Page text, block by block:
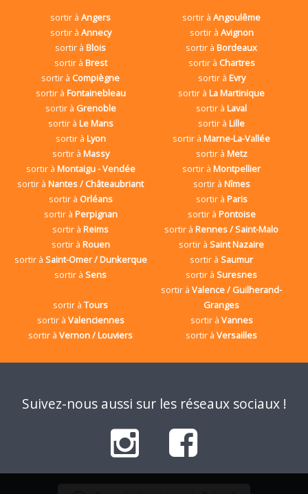
sortir àAngers sortir àAngoulême
sortir à Annecy sortir à Avignon
sortir àBlois sortir àBordeaux
sortir à Brest sortir à Chartres
sortir à Compiègne sortir à Evry
sortir à Fontainebleau sortir àLa Martinique
sortir à Grenoble sortir àLaval
sortir à Le Mans sortir àLille
sortir à Lyon sortir àMarne-La-Vallée
sortir à Massy sortir à Metz
sortir à Montaigu - Vendée sortir àMontpellier
sortir àNantes / Châteaubriant sortir à Nîmes
sortir à Orléans sortir à Paris
sortir à Perpignan sortir à Pontoise
sortir àReims sortir àRennes / Saint-Malo
sortir à Rouen sortir àSaint Nazaire
sortir à Saint-Omer / Dunkerque sortir àSaumur
sortir àSens sortir àSuresnes
sortir àTours
sortir àValence / Guilherand-
Granges
sortir à Valenciennes sortir à Vannes
sortir àVernon / Louviers sortir àVersailles
Suivez-nous aussi sur les réseaux sociaux !